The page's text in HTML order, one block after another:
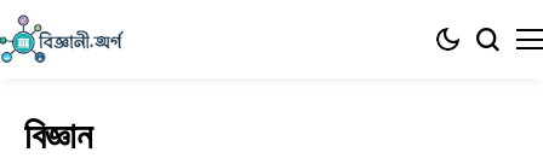
বিজ্ঞান